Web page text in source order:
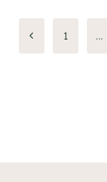
Navigation
Page
1 …